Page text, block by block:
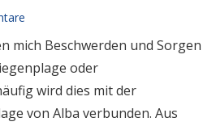
mich Beschwerden und Sorgen
oder
wird dies mit der
von Alba verbunden. Aus